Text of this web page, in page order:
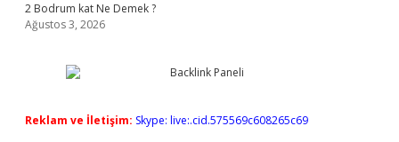
2 Bodrum kat Ne Demek ?
Ağustos 3, 2026
Reklam ve İletişim: Skype: live:.cid.575569c608265c69